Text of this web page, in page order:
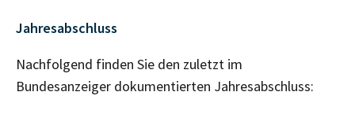
Jahresabschluss
Nachfolgend finden Sie den zuletzt im
Bundesanzeiger dokumentierten Jahresabschluss: